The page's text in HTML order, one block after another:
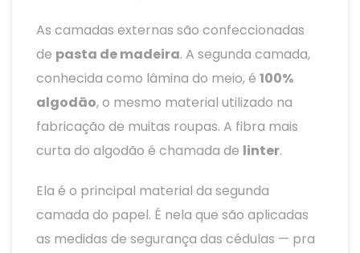
As camadas externas são confeccionadas
de pasta de madeira. A segunda camada,
conhecida como lâmina do meio, é 100%
algodão, o mesmo material utilizado na
fabricação de muitas roupas. A fibra mais
curta do algodão é chamada de linter.
Ela é o principal material da segunda
camada do papel. É nela que são aplicadas
as medidas de segurança das cédulas — pra